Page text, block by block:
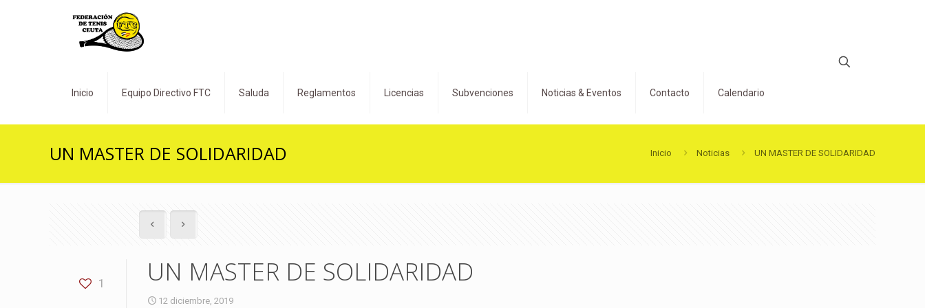
Inicio Equipo Directivo FTC Saluda Reglamentos Licencias Subvenciones Noticias & Eventos Contacto Calendario
UN MASTER DE SOLIDARIDAD Inicio Noticias UN MASTER DE SOLIDARIDAD
1 UN MASTER DE SOLIDARIDAD
12 diciembre, 2019